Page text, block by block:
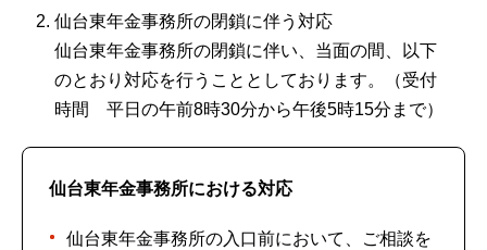
仙台東年金事務所の閉鎖に伴う対応
仙台東年金事務所の閉鎖に伴い、当面の間、以下
のとおり対応を行うこととしております。（受付
時間 平日の午前8時30分から午後5時15分まで）
仙台東年金事務所における対応
仙台東年金事務所の入口前において、ご相談を